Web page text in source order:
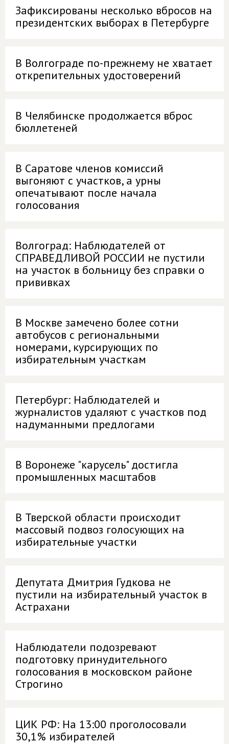
Зафиксированы несколько вбросов на
президентских выборах в Петербурге
В Волгограде по-прежнему не хватает
открепительных удостоверений
В Челябинске продолжается вброс
бюллетеней
В Саратове членов комиссий
выгоняют с участков, а урны
опечатывают после начала
голосования
Волгоград: Наблюдателей от
СПРАВЕДЛИВОЙ РОССИИ не пустили
на участок в больницу без справки о
прививках
В Москве замечено более сотни
автобусов с региональными
номерами, курсирующих по
избирательным участкам
Петербург: Наблюдателей и
журналистов удаляют с участков под
надуманными предлогами
В Воронеже "карусель" достигла
промышленных масштабов
В Тверской области происходит
массовый подвоз голосующих на
избирательные участки
Депутата Дмитрия Гудкова не
пустили на избирательный участок в
Астрахани
Наблюдатели подозревают
подготовку принудительного
голосования в московском районе
Строгино
ЦИК РФ: На 13:00 проголосовали
30,1% избирателей